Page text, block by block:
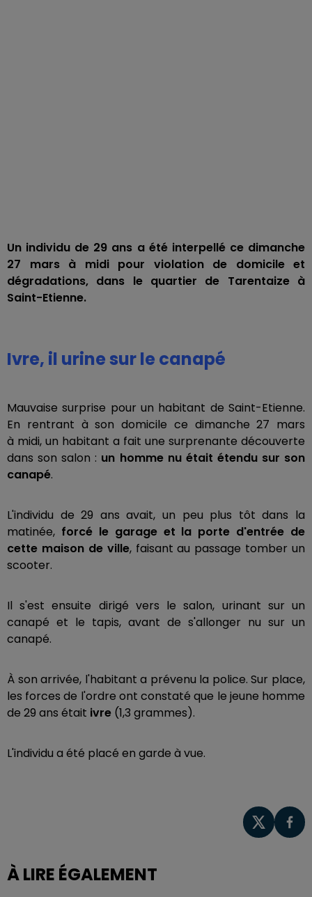
Un individu de 29 ans a été interpellé ce dimanche
27 mars à midi pour violation de domicile et
dégradations, dans le quartier de Tarentaize à
Saint-Etienne.
Ivre, il urine sur le canapé
Mauvaise surprise pour un habitant de Saint-Etienne.
En rentrant à son domicile ce dimanche 27 mars
à midi, un habitant a fait une surprenante découverte
dans son salon : un homme nu était étendu sur son
canapé.
L'individu de 29 ans avait, un peu plus tôt dans la
matinée, forcé le garage et la porte d'entrée de
cette maison de ville, faisant au passage tomber un
scooter.
Il s'est ensuite dirigé vers le salon, urinant sur un
canapé et le tapis, avant de s'allonger nu sur un
canapé.
À son arrivée, l'habitant a prévenu la police. Sur place,
les forces de l'ordre ont constaté que le jeune homme
de 29 ans était ivre (1,3 grammes).
L'individu a été placé en garde à vue.
À LIRE ÉGALEMENT